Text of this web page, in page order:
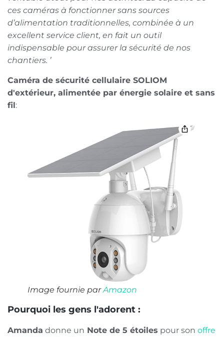
ces caméras à fonctionner sans sources
d’alimentation traditionnelles, combinée à un
excellent service client, en fait un outil
indispensable pour assurer la sécurité de nos
chantiers. ’
Caméra de sécurité cellulaire SOLIOM
d'extérieur, alimentée par énergie solaire et sans
fil:
Image fournie parAmazon
Pourquoi les gens l'adorent :
Amanda donne un Note de 5 étoiles pour son offre